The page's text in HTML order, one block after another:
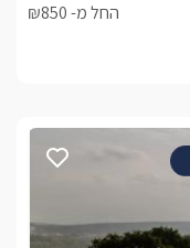
החל מ- ₪850